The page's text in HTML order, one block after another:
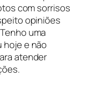
com sorrisos
opiniões
uma
hoje e não
atender